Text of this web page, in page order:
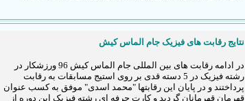
نتایج رقابت های فیزیک جام الماس کیش
در ادامه رقابت های بین المللی جام الماس کیش 96 ورزشکار در
رشته فیزیک در 5 دسته قدی بر روی استیج مسابقات به رقابت
پرداختند و در پایان این رقابتها "محمد اسدی" موفق به کسب عنوان
قهرمان قهرمانان گردید و کارت حرفه ای رشته فیزیک این دوره از